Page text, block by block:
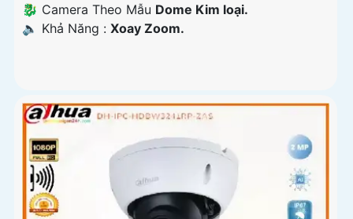
🐉️ Camera Theo Mẫu Dome Kim loại.
️🔈 Khả Năng : Xoay Zoom.